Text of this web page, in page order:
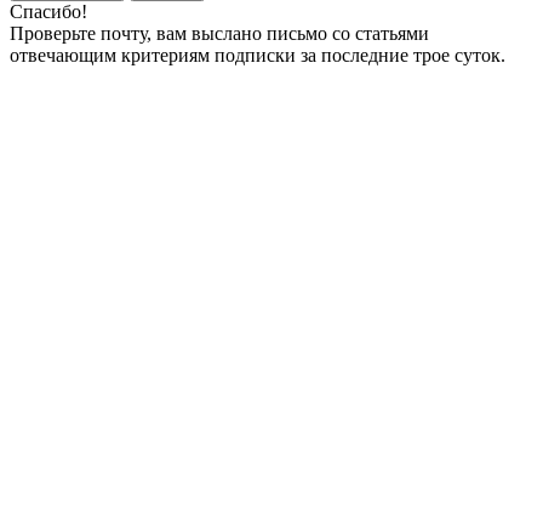
Спасибо!
Проверьте почту, вам выслано письмо со статьями
отвечающим критериям подписки за последние трое суток.